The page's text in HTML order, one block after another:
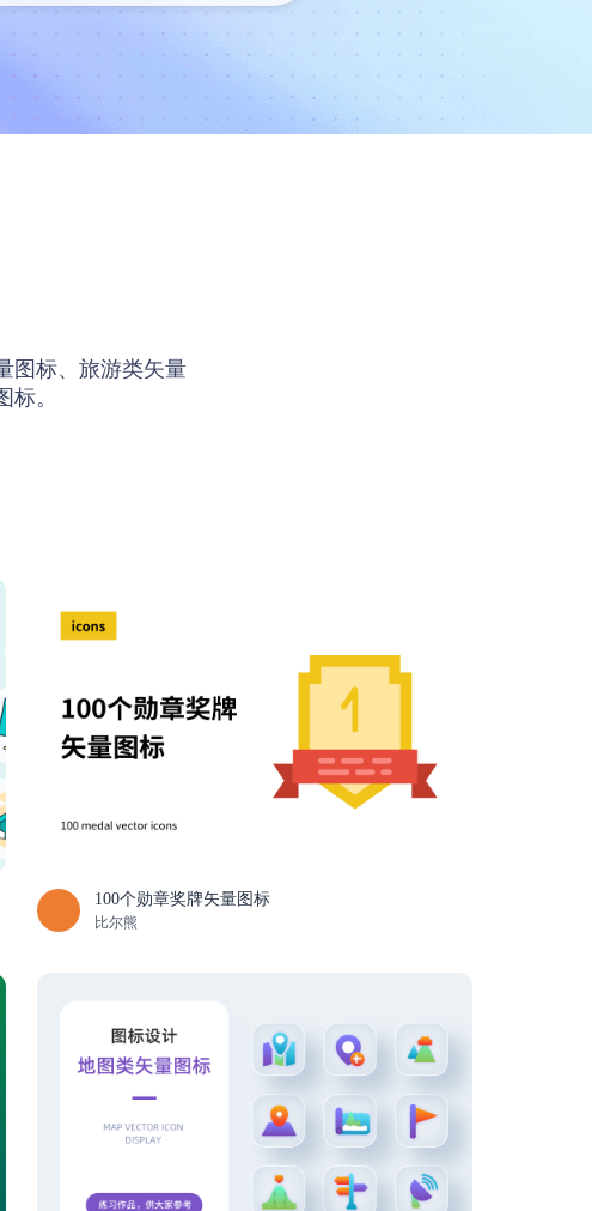
图标、旅游类矢量
。
100个勋章奖牌矢量图标
比尔熊